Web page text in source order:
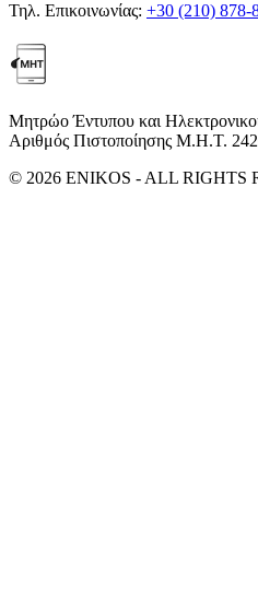
Τηλ. Επικοινωνίας: +30 (210) 878-
Μητρώο Έντυπου και
Αριθμός Πιστοποίησης Μ.Η.Τ.
© 2026 ENIKOS - ALL RIGHTS